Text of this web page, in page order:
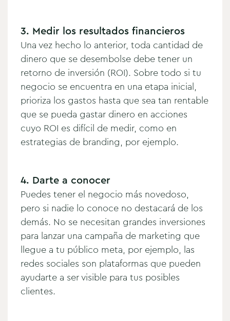
3. Medir los resultados financieros
Una vez hecho lo anterior, toda cantidad de
dinero que se desembolse debe tener un
retorno de inversión (ROI). Sobre todo si tu
negocio se encuentra en una etapa inicial,
prioriza los gastos hasta que sea tan rentable
que se pueda gastar dinero en acciones
cuyo ROI es difícil de medir, como en
estrategias de branding, por ejemplo.
4. Darte a conocer
Puedes tener el negocio más novedoso,
pero si nadie lo conoce no destacará de los
demás. No se necesitan grandes inversiones
para lanzar una campaña de marketing que
llegue a tu público meta, por ejemplo, las
redes sociales son plataformas que pueden
ayudarte a ser visible para tus posibles
clientes.